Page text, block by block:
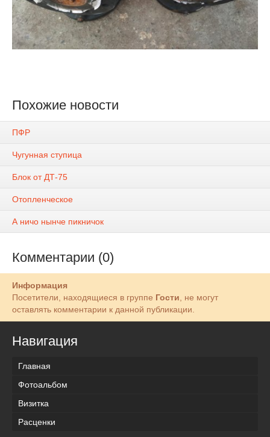
Похожие новости
ПФР
Чугунная ступица
Блок от ДТ-75
Отопленческое
А ничо нынче пикничок
Комментарии (0)
Информация
Посетители, находящиеся в группе Гости , не могут
оставлять комментарии к данной публикации.
Навигация
Главная
Фотоальбом
Визитка
Расценки